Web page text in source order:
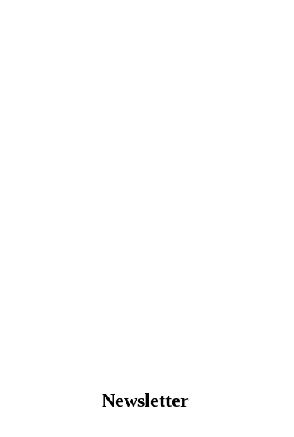
Newsletter